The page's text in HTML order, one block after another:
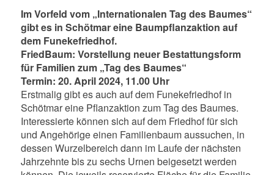
Im Vorfeld vom „Internationalen Tag des Baumes“
gibt es in Schötmar eine Baumpflanzaktion auf
dem Funekefriedhof.
FriedBaum: Vorstellung neuer Bestattungsform
für Familien zum „Tag des Baumes“
Termin: 20. April 2024, 11.00 Uhr
Erstmalig gibt es auch auf dem Funekefriedhof in
Schötmar eine Pflanzaktion zum Tag des Baumes.
Interessierte können sich auf dem Friedhof für sich
und Angehörige einen Familienbaum aussuchen, in
dessen Wurzelbereich dann im Laufe der nächsten
Jahrzehnte bis zu sechs Urnen beigesetzt werden